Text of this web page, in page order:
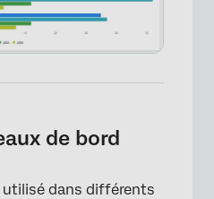
de bord
dans différents